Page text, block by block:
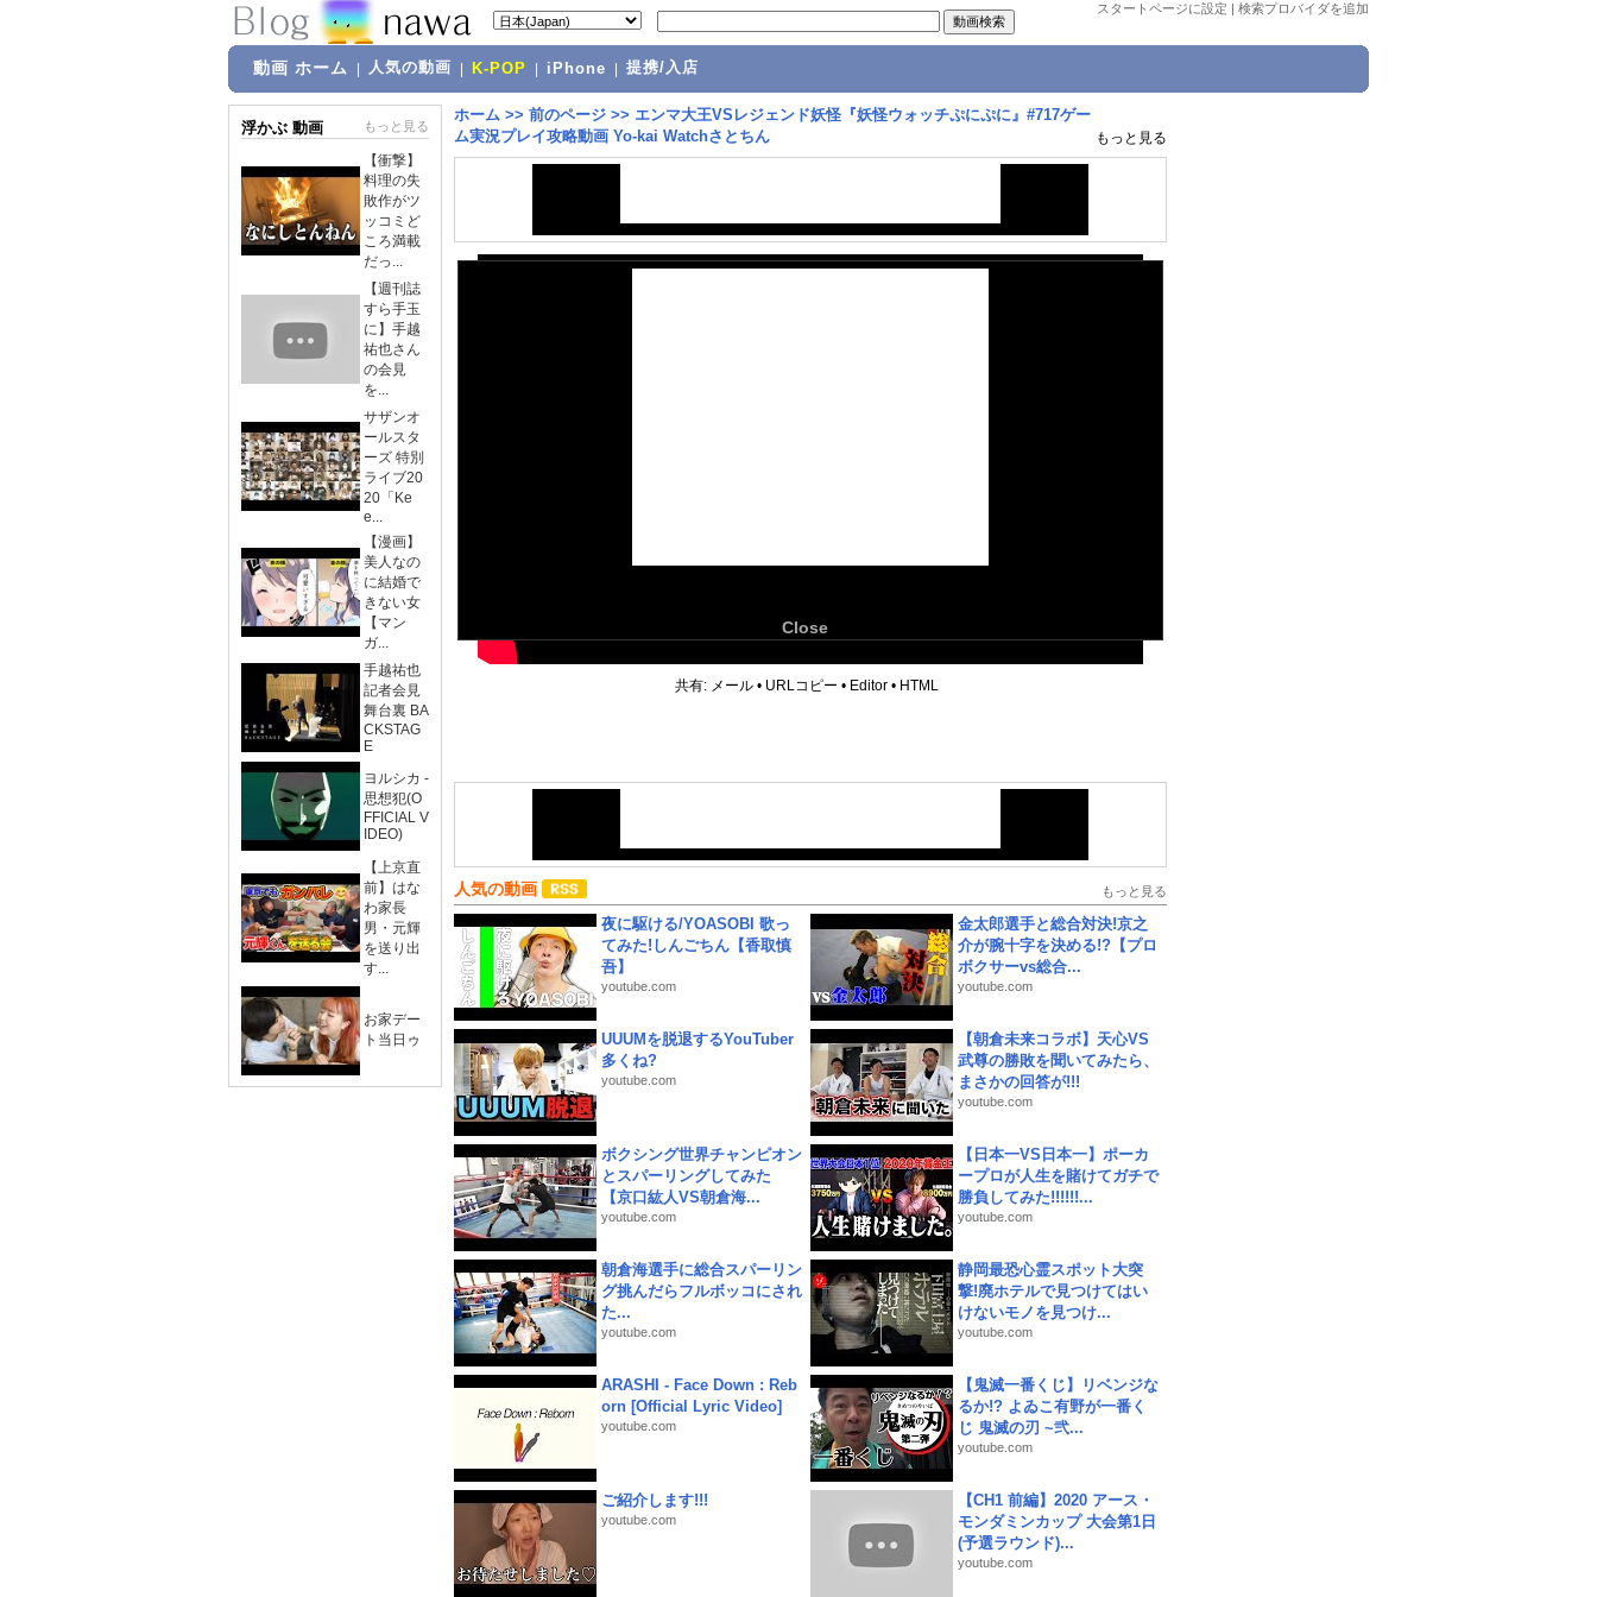
スタートページに設定 | 検索プロバイダを追加
動画 ホーム 人気の動画 K-POP iPhone 提携/入店
浮かぶ 動画 もっと見る
【衝撃】
料理の失
敗作がツ
ッコミど
ころ満載
だっ...
【週刊誌
すら手玉
に】手越
祐也さん
の会見
を...
サザンオ
ールスタ
ーズ 特別
ライブ20
20「Ke
e...
【漫画】
美人なの
に結婚で
きない女
【マン
ガ...
手越祐也
記者会見
舞台裏 BA
CKSTAG
E
ヨルシカ -
思想犯(O
FFICIAL V
IDEO)
【上京直
前】はな
わ家長
男・元輝
を送り出
す...
お家デー
ト当日ゥ
ホーム >> 前のページ >> エンマ大王VSレジェンド妖怪『妖怪ウォッチぷにぷに』#717ゲー
ム実況プレイ攻略動画 Yo-kai Watchさとちん
もっと見る
Close
共有: メール • URLコピー • Editor • HTML
人気の動画 もっと見る
夜に駆ける/YOASOBI 歌っ
てみた!しんごちん【香取慎
吾】
youtube.com
金太郎選手と総合対決!京之
介が腕十字を決める!?【プロ
ボクサーvs総合...
youtube.com
UUUMを脱退するYouTuber
多くね?
youtube.com
【朝倉未来コラボ】天心VS
武尊の勝敗を聞いてみたら、
まさかの回答が!!!
youtube.com
ボクシング世界チャンピオン
とスパーリングしてみた
【京口紘人VS朝倉海...
youtube.com
【日本一VS日本一】ポーカ
ープロが人生を賭けてガチで
勝負してみた!!!!!!...
youtube.com
朝倉海選手に総合スパーリン
グ挑んだらフルボッコにされ
た...
youtube.com
静岡最恐心霊スポット大突
撃!廃ホテルで見つけてはい
けないモノを見つけ...
youtube.com
ARASHI - Face Down : Reb
orn [Official Lyric Video]
youtube.com
【鬼滅一番くじ】リベンジな
るか!? よゐこ有野が一番く
じ 鬼滅の刃 ~弐...
youtube.com
ご紹介します!!!
youtube.com
【CH1 前編】2020 アース・
モンダミンカップ 大会第1日
(予選ラウンド)...
youtube.com